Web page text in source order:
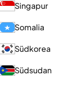
Singapur
Somalia
Südkorea
Südsudan